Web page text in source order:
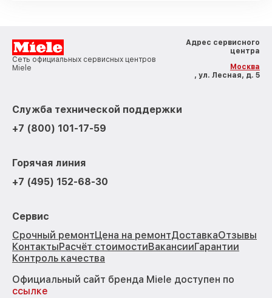
Сеть официальных сервисных центров
Miele
Адрес сервисного
центра
Москва
, ул. Лесная, д. 5
Служба технической поддержки
+7 (800) 101-17-59
Горячая линия
+7 (495) 152-68-30
Сервис
Срочный ремонтЦена на ремонтДоставкаОтзывы
КонтактыРасчёт стоимостиВакансииГарантии
Контроль качества
Официальный сайт бренда Miele доступен по
ссылке